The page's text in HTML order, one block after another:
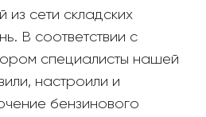
из сети складских
В соответствии с
специалисты нашей
настроили и
бензинового